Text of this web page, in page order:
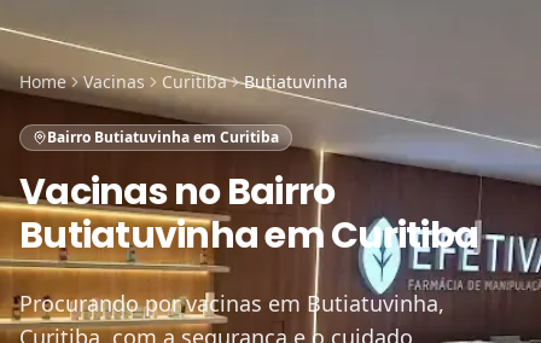
Home Vacinas Curitiba Butiatuvinha
Bairro Butiatuvinha em Curitiba
VacinasnoBairro
Butiatuvinha em Curitiba
Procurando por vacinas em Butiatuvinha,
Curitiba, com a segurança e o cuidado